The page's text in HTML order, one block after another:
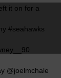
it on for a
#seahawks
@joelmchale